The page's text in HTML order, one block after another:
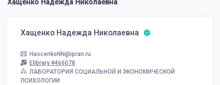
Хащенко Надежда Николаевна
Хащенко Надежда Николаевна
HascenkoNN@ipran.ru
Elibrary #466078
ЛАБОРАТОРИЯ СОЦИАЛЬНОЙ И ЭКОНОМИЧЕСКОЙ
ПСИХОЛОГИИ